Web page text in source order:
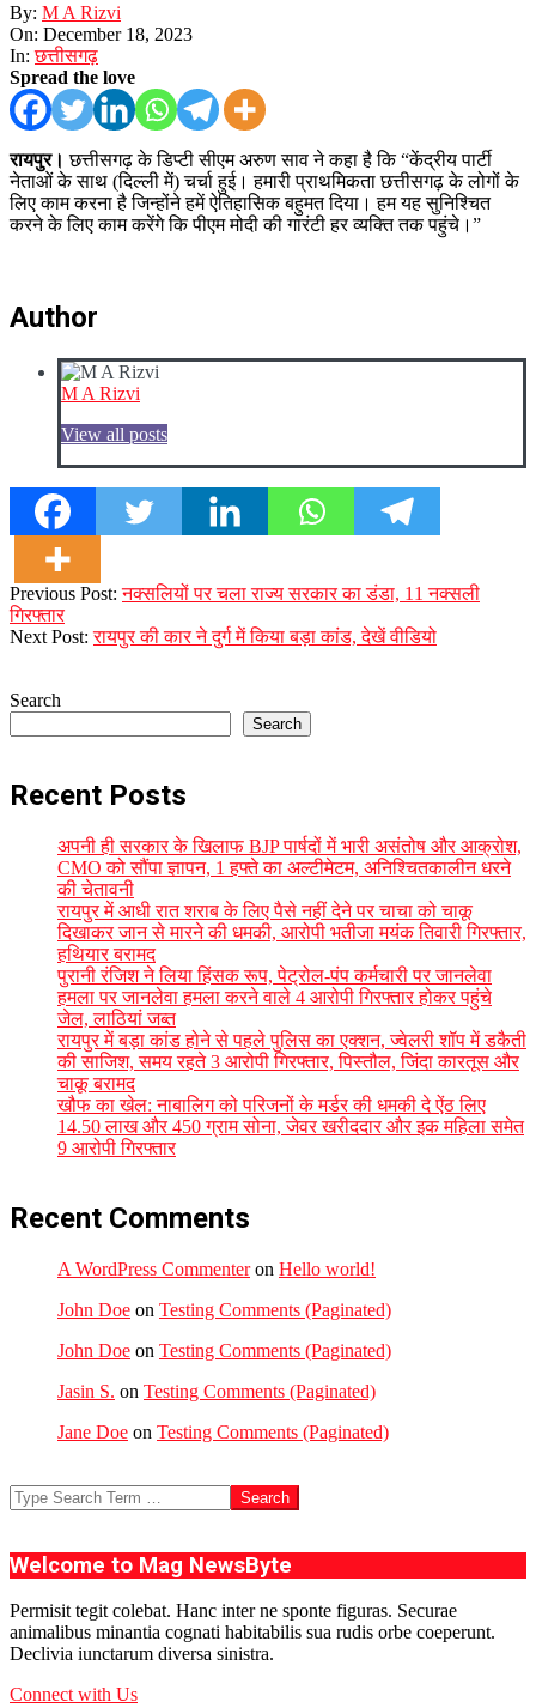
By: M A Rizvi
On: December 18, 2023
In: छत्तीसगढ़
Spread the love
रायपुर। छत्तीसगढ़ के डिप्टी सीएम अरुण साव ने कहा है कि “केंद्रीय पार्टी
नेताओं के साथ (दिल्ली में) चर्चा हुई। हमारी प्राथमिकता छत्तीसगढ़ के लोगों के
लिए काम करना है जिन्होंने हमें ऐतिहासिक बहुमत दिया। हम यह सुनिश्चित
करने के लिए काम करेंगे कि पीएम मोदी की गारंटी हर व्यक्ति तक पहुंचे।”
Author
M A Rizvi
View all posts
2023-
12-
18
Previous Post:नक्सलियों पर चला राज्य सरकार का डंडा, 11 नक्सली
गिरफ्तार
Next Post:रायपुर की कार ने दुर्ग में किया बड़ा कांड, देखें वीडियो
Search
Search
Recent Posts
अपनी ही सरकार के खिलाफ BJP पार्षदों में भारी असंतोष और आक्रोश,
CMO को सौंपा ज्ञापन, 1 हफ्ते का अल्टीमेटम, अनिश्चितकालीन धरने
की चेतावनी
रायपुर में आधी रात शराब के लिए पैसे नहीं देने पर चाचा को चाकू
दिखाकर जान से मारने की धमकी, आरोपी भतीजा मयंक तिवारी गिरफ्तार,
हथियार बरामद
पुरानी रंजिश ने लिया हिंसक रूप, पेट्रोल-पंप कर्मचारी पर जानलेवा
हमला पर जानलेवा हमला करने वाले 4 आरोपी गिरफ्तार होकर पहुंचे
जेल, लाठियां जब्त
रायपुर में बड़ा कांड होने से पहले पुलिस का एक्शन, ज्वेलरी शॉप में डकैती
की साजिश, समय रहते 3 आरोपी गिरफ्तार, पिस्तौल, जिंदा कारतूस और
चाकू बरामद
खौफ का खेल: नाबालिग को परिजनों के मर्डर की धमकी दे ऐंठ लिए
14.50 लाख और 450 ग्राम सोना, जेवर खरीददार और इक महिला समेत
9 आरोपी गिरफ्तार
Recent Comments
A WordPress Commenteron Hello world!
John Doe on Testing Comments (Paginated)
John Doe on Testing Comments (Paginated)
Jasin S. on Testing Comments (Paginated)
Jane Doe on Testing Comments (Paginated)
Search
Welcome to Mag NewsByte
Permisit tegit colebat. Hanc inter ne sponte figuras. Securae
animalibus minantia cognati habitabilis sua rudis orbe coeperunt.
Declivia iunctarum diversa sinistra.
Connect with Us